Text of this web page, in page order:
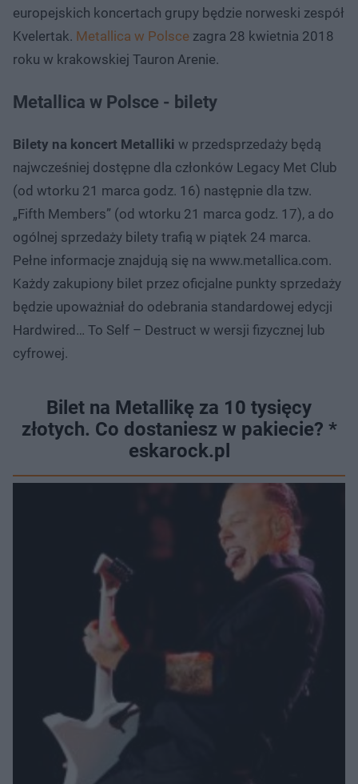
europejskich koncertach grupy będzie norweski zespół
Kvelertak. Metallica w Polsce zagra 28 kwietnia 2018
roku w krakowskiej Tauron Arenie.
Metallica w Polsce - bilety
Bilety na koncert Metalliki w przedsprzedaży będą
najwcześniej dostępne dla członków Legacy Met Club
(od wtorku 21 marca godz. 16) następnie dla tzw.
„Fifth Members” (od wtorku 21 marca godz. 17), a do
ogólnej sprzedaży bilety trafią w piątek 24 marca.
Pełne informacje znajdują się na www.metallica.com.
Każdy zakupiony bilet przez oficjalne punkty sprzedaży
będzie upoważniał do odebrania standardowej edycji
Hardwired… To Self – Destruct w wersji fizycznej lub
cyfrowej.
Bilet na Metallikę za 10 tysięcy
złotych. Co dostaniesz w pakiecie? *
eskarock.pl